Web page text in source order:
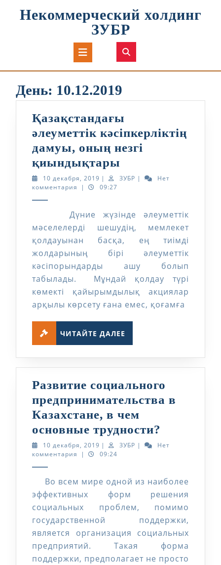
Некоммерческий холдинг
ЗУБР
Кнопка
Открыть
День: 10.12.2019
Қазақстандағы
әлеуметтік кәсіпкерліктің
дамуы, оның незгі
қиындықтары
әлеуметтік
оның
незгі
қиындықтары
10 декабря, 2019 10
декабря,
| ЗУБР ЗУБР
|
Нет
комментария
| 09:27
Дүние жүзінде әлеуметтік
мәселелерді шешудің, мемлекет
қолдауынан басқа, ең тиімді
жолдарының бірі әлеуметтік
кәсіпорындарды ашу болып
табылады. Мұндай қолдау түрі
көмекті қайырымдылық акциялар
арқылы көрсету ғана емес, қоғамға
ЧИТАЙТЕ ДАЛЕЕ
Развитие социального
предпринимательства в
Казахстане, в чем
основные трудности?
в
чем
основные
10 декабря, 2019 10
декабря,
| ЗУБР ЗУБР
|
Нет
комментария
| 09:24
Во всем мире одной из наиболее
эффективных форм решения
социальных проблем, помимо
государственной поддержки,
является организация социальных
предприятий. Такая форма
поддержки, предполагает не просто